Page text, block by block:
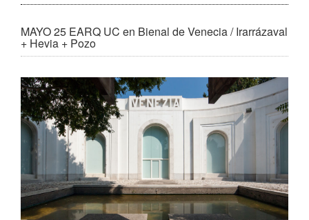
MAYO 25 EARQ UC en Bienal de Venecia / Irarrázaval
+ Hevia + Pozo